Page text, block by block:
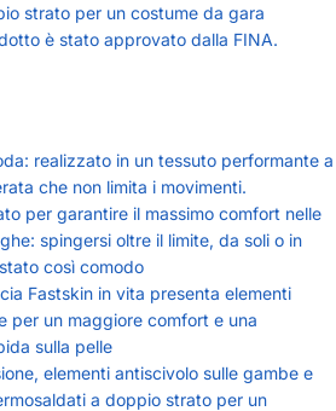
strato per un costume da gara
è stato approvato dalla FINA.
realizzato in un tessuto performante a
che non limita i movimenti.
per garantire il massimo comfort nelle
spingersi oltre il limite, da soli o in
così comodo
Fastskin in vita presenta elementi
per un maggiore comfort e una
sulla pelle
elementi antiscivolo sulle gambe e
a doppio strato per un